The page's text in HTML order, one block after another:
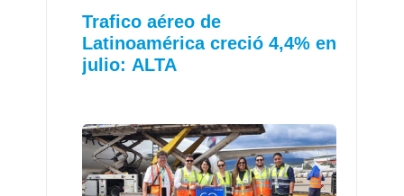
Trafico aéreo de
Latinoamérica creció 4,4% en
julio: ALTA